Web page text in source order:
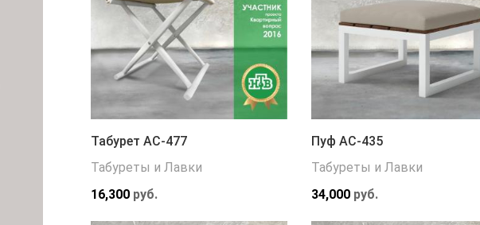
Табурет АС-477
Табуреты и Лавки
16,300руб.
Пуф АС-435
Табуреты и Лавки
34,000руб.